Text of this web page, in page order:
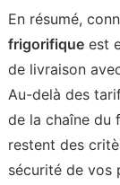
En résumé,
frigorifique est
de livraison
Au-delà des
de la chaîne du
restent des
sécurité de vos